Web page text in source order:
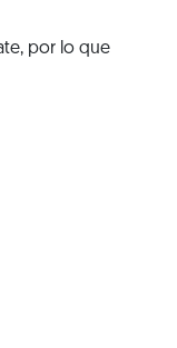
por lo que